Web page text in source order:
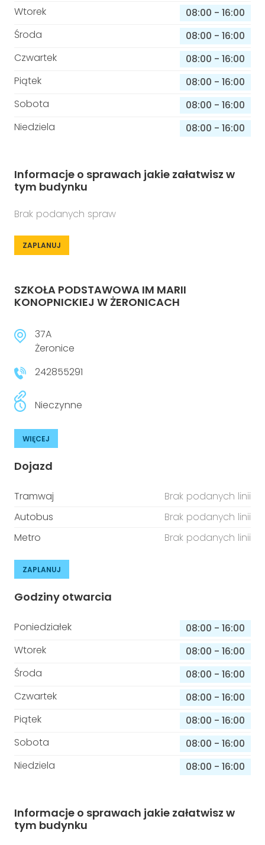
Wtorek
08:00 - 16:00
Środa
08:00 - 16:00
Czwartek
08:00 - 16:00
Piątek
08:00 - 16:00
Sobota
08:00 - 16:00
Niedziela
08:00 - 16:00
Informacje o sprawach jakie załatwisz w
tym budynku
Brak podanych spraw
ZAPLANUJ
SZKOŁA PODSTAWOWA IM MARII
KONOPNICKIEJ W ŻERONICACH
37A
Żeronice
242855291
Nieczynne
WIĘCEJ
Dojazd
Tramwaj
Brak podanych linii
Autobus
Brak podanych linii
Metro
Brak podanych linii
ZAPLANUJ
Godziny otwarcia
Poniedziałek 08:00 - 16:00
Wtorek
08:00 - 16:00
Środa
08:00 - 16:00
Czwartek
08:00 - 16:00
Piątek
08:00 - 16:00
Sobota
08:00 - 16:00
Niedziela
08:00 - 16:00
Informacje o sprawach jakie załatwisz w
tym budynku